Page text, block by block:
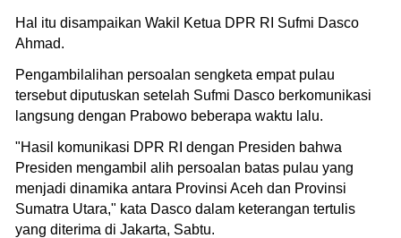
Hal itu disampaikan Wakil Ketua DPR RI Sufmi Dasco
Ahmad.
Pengambilalihan persoalan sengketa empat pulau
tersebut diputuskan setelah Sufmi Dasco berkomunikasi
langsung dengan Prabowo beberapa waktu lalu.
"Hasil komunikasi DPR RI dengan Presiden bahwa
Presiden mengambil alih persoalan batas pulau yang
menjadi dinamika antara Provinsi Aceh dan Provinsi
Sumatra Utara," kata Dasco dalam keterangan tertulis
yang diterima di Jakarta, Sabtu.